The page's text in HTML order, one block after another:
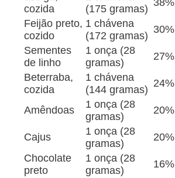
cozida
(175 gramas)
Feijão preto,
cozido
1 chávena
(172 gramas)
30%
Sementes
de linho
1 onça (28
gramas)
27%
Beterraba,
cozida
1 chávena
(144 gramas)
24%
Amêndoas
1 onça (28
gramas)
20%
Cajus
1 onça (28
gramas)
20%
Chocolate
preto
1 onça (28
gramas)
16%